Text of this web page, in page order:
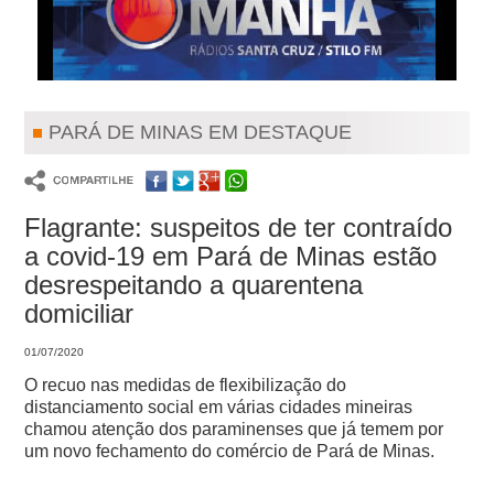
PARÁ DE MINAS EM DESTAQUE
Flagrante: suspeitos de ter contraído
a covid-19 em Pará de Minas estão
desrespeitando a quarentena
domiciliar
01/07/2020
O recuo nas medidas de flexibilização do
distanciamento social em várias cidades mineiras
chamou atenção dos paraminenses que já temem por
um novo fechamento do comércio de Pará de Minas.